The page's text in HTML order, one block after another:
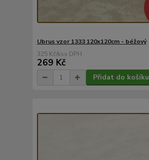
Ubrus vzor 1333 120x120cm - béžový
325 Kč/ks
269 Kč
Přidat do košíku